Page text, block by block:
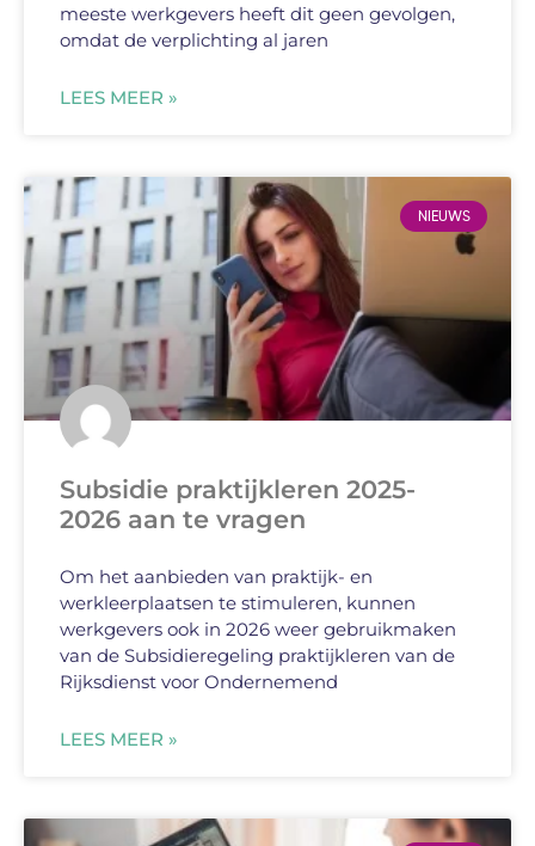
meeste werkgevers heeft dit geen gevolgen,
omdat de verplichting al jaren
LEES MEER »
NIEUWS
Subsidie praktijkleren 2025-
2026 aan te vragen
Om het aanbieden van praktijk- en
werkleerplaatsen te stimuleren, kunnen
werkgevers ook in 2026 weer gebruikmaken
van de Subsidieregeling praktijkleren van de
Rijksdienst voor Ondernemend
LEES MEER »